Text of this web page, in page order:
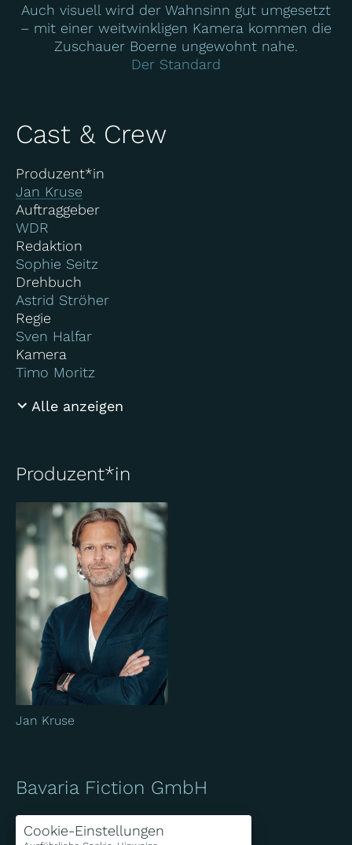
Cookie-Einstellungen
Auch visuell wird der Wahnsinn gut umgesetzt
– mit einer weitwinkligen Kamera kommen die
Zuschauer Boerne ungewohnt nahe.
Der Standard
Cast & Crew
Produzent*in
Jan Kruse
Auftraggeber
WDR
Redaktion
Sophie Seitz
Drehbuch
Astrid Ströher
Regie
Sven Halfar
Kamera
Timo Moritz
Alle anzeigen
Produzent*in
Jan Kruse
Bavaria Fiction GmbH
Bavariafilmplatz 7